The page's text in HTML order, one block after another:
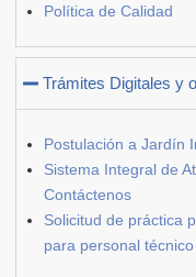
Política de Calidad
Trámites Digitales y
Postulación a Jardín
Sistema Integral de
Contáctenos
Solicitud de práctica
para personal